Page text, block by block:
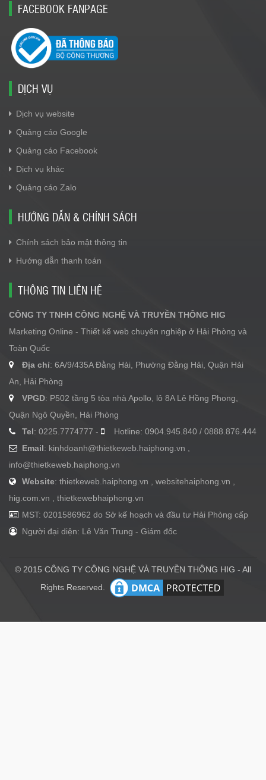
FACEBOOK FANPAGE
DỊCH VỤ
Dịch vụ website
Quảng cáo Google
Quảng cáo Facebook
Dịch vụ khác
Quảng cáo Zalo
HƯỚNG DẪN & CHÍNH SÁCH
Chính sách bảo mật thông tin
Hướng dẫn thanh toán
THÔNG TIN LIÊN HỆ
CÔNG TY TNHH CÔNG NGHỆ VÀ TRUYỀN THÔNG HIG
Marketing Online - Thiết kế web chuyên nghiệp ở Hải Phòng và
Toàn Quốc
Địa chỉ: 6A/9/435A Đằng Hải, Phường Đằng Hải, Quận Hải
An, Hải Phòng
VPGD: P502 tầng 5 tòa nhà Apollo, lô 8A Lê Hồng Phong,
Quận Ngô Quyền, Hải Phòng
Tel: 0225.7774777 -
Hotline: 0904.945.840 / 0888.876.444
Email: kinhdoanh@thietkeweb.haiphong.vn
info@thietkeweb.haiphong.vn
Website: thietkeweb.haiphong.vn , websitehaiphong.vn ,
hig.com.vn , thietkewebhaiphong.vn
MST: 0201586962 do Sở kế hoạch và đầu tư Hải Phòng cấp
Người đại diện: Lê Văn Trung - Giám đốc
© 2015 CÔNG TY CÔNG NGHỆ VÀ TRUYỀN THÔNG HIG - All
Rights Reserved.